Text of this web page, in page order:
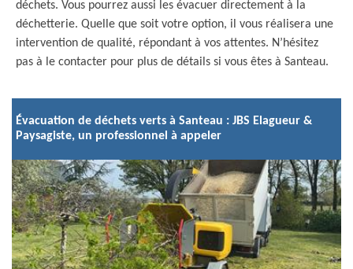
déchets. Vous pourrez aussi les évacuer directement à la
déchetterie. Quelle que soit votre option, il vous réalisera une
intervention de qualité, répondant à vos attentes. N’hésitez
pas à le contacter pour plus de détails si vous êtes à Santeau.
Évacuation de déchets verts à Santeau : JBS Elagueur &
Paysagiste, un professionnel à appeler